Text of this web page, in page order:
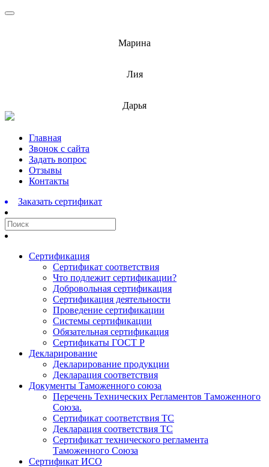
Марина
Лия
Дарья
Перейти
содержимому
Главная
Звонок с сайта
Задать вопрос
Отзывы
Контакты
Заказать сертификат
Сертификация
Сертификат соответствия
Что подлежит сертификации?
Добровольная сертификация
Сертификация деятельности
Проведение сертификации
Системы сертификации
Обязательная сертификация
Сертификаты ГОСТ Р
Декларирование
Декларирование продукции
Декларация соответствия
Документы Таможенного союза
Перечень Технических Регламентов Таможенного
Союза.
Сертификат соответствия ТС
Декларация соответствия ТС
Сертификат технического регламента
Таможенного Союза
Сертификат ИСО